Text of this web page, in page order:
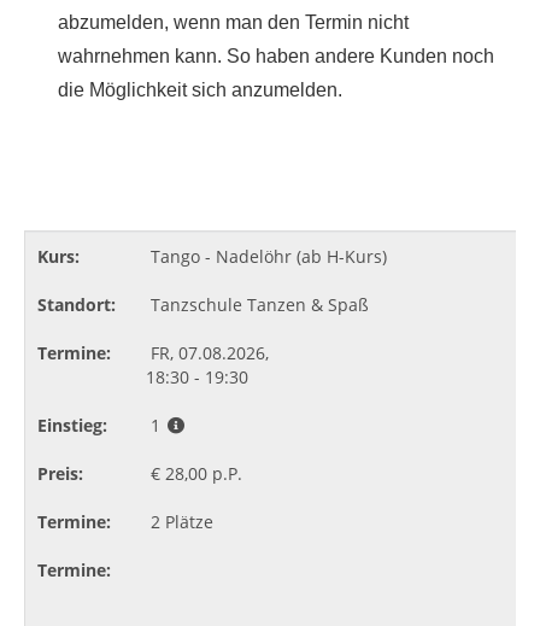
abzumelden, wenn man den Termin nicht
wahrnehmen kann. So haben andere Kunden noch
die Möglichkeit sich anzumelden.